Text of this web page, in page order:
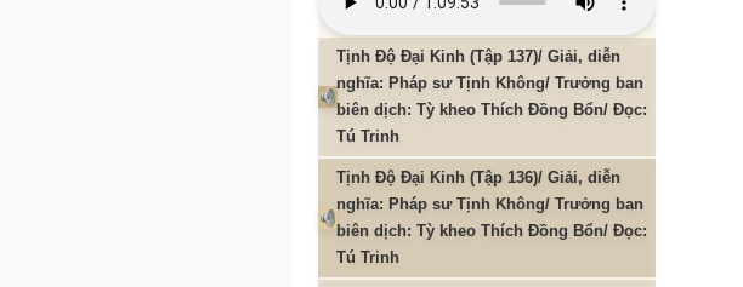
Tịnh Độ Đại Kinh (Tập 137)/ Giải, diễn
nghĩa: Pháp sư Tịnh Không/ Trưởng ban
biên dịch: Tỳ kheo Thích Đồng Bổn/ Đọc:
Tú Trinh
Tịnh Độ Đại Kinh (Tập 136)/ Giải, diễn
nghĩa: Pháp sư Tịnh Không/ Trưởng ban
biên dịch: Tỳ kheo Thích Đồng Bổn/ Đọc:
Tú Trinh